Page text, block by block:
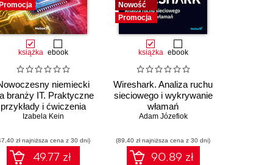
Promocja
książka ebook
niemiecki
branży IT. Praktyczne
przykłady i ćwiczenia
Izabela Kein
zł najniższa cena z 30 dni)
49.77 zł
Nowość
Promocja
książka ebook
Wireshark. Analiza ruchu
sieciowego i wykrywanie
włamań
Adam Józefiok
(89,40 zł najniższa cena z 30 dni)
90.89 zł